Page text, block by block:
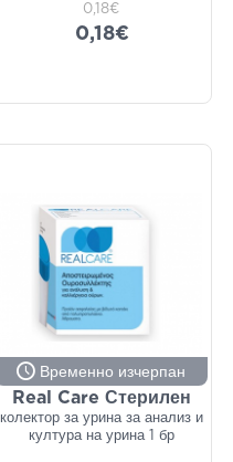
0,18€
0,18€
Временно изчерпан
Real Care Стерилен
колектор за урина за анализ и
култура на урина 1 бр